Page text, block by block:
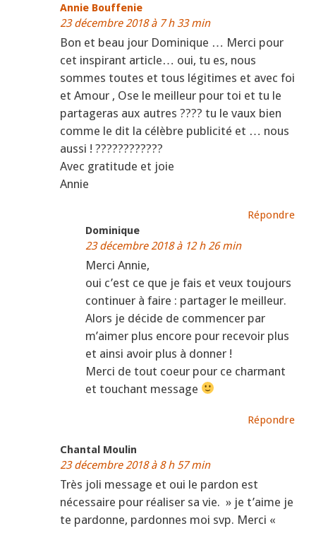
Annie Bouffenie
23 décembre 2018 à 7 h 33 min
Bon et beau jour Dominique … Merci pour
cet inspirant article… oui, tu es, nous
sommes toutes et tous légitimes et avec foi
et Amour , Ose le meilleur pour toi et tu le
partageras aux autres ???? tu le vaux bien
comme le dit la célèbre publicité et … nous
aussi ! ????????????
Avec gratitude et joie
Annie
Répondre
Dominique
23 décembre 2018 à 12 h 26 min
Merci Annie,
oui c’est ce que je fais et veux toujours
continuer à faire : partager le meilleur.
Alors je décide de commencer par
m’aimer plus encore pour recevoir plus
et ainsi avoir plus à donner !
Merci de tout coeur pour ce charmant
et touchant message
Répondre
Chantal Moulin
23 décembre 2018 à 8 h 57 min
Très joli message et oui le pardon est
nécessaire pour réaliser sa vie. » je t’aime je
te pardonne, pardonnes moi svp. Merci «